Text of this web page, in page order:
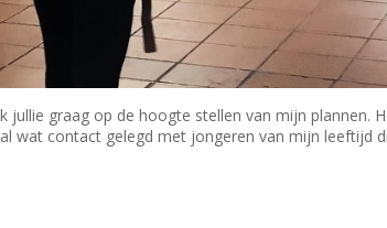
graag op de hoogte stellen van mijn plannen.
wat contact gelegd met jongeren van mijn leeftijd